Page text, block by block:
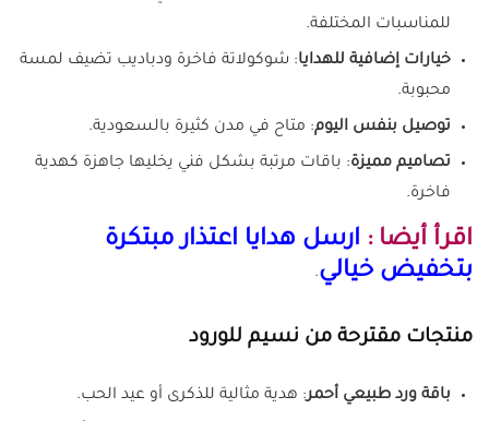
للمناسبات المختلفة.
خيارات إضافية للهدايا: شوكولاتة فاخرة ودباديب تضيف لمسة
محبوبة.
توصيل بنفس اليوم: متاح في مدن كثيرة بالسعودية.
تصاميم مميزة: باقات مرتبة بشكل فني يخليها جاهزة كهدية
فاخرة.
اقرأ أيضا : ارسل هدايا اعتذار مبتكرة
بتخفيض خيالي.
منتجات مقترحة من نسيم للورود
باقة ورد طبيعي أحمر: هدية مثالية للذكرى أو عيد الحب.